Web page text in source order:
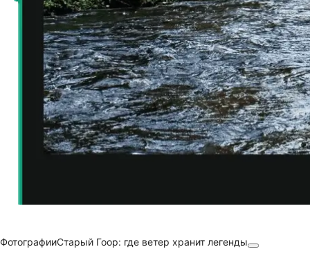
ФотографииСтарый Гоор: где ветер хранит легенды